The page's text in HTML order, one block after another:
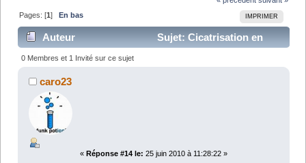
IMPRIMER
Pages: [1] En bas
Auteur
Sujet: Cicatrisation en
profondeur ? (Lu 17736 fois)
0 Membres et 1 Invité sur ce sujet
caro23
« Réponse #14 le: 25 juin 2010 à 11:28:22 »